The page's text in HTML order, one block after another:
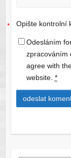
Opište kontrolní
*
Odesláním
zpracováním
agree with
website. *